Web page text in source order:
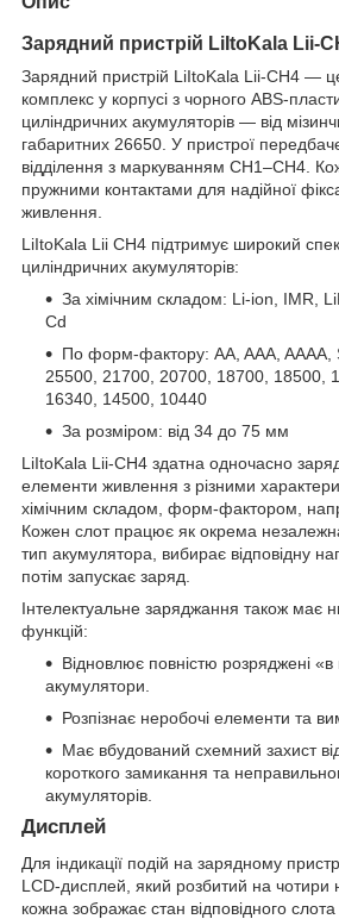
Зарядний пристрій LiItoKala Lii-
Зарядний пристрій LiItoKala Lii-CH4 —
комплекс у корпусі з чорного ABS-
циліндричних акумуляторів — від
габаритних 26650. У пристрої
відділення з маркуванням CH1–CH4.
пружними контактами для надійної
живлення.
LiItoKala Lii CH4 підтримує широкий
циліндричних акумуляторів:
За хімічним складом: Li-ion, IMR,
Cd
По форм-фактору: AA, AAA, AAAA,
25500, 21700, 20700, 18700, 18500,
16340, 14500, 10440
За розміром: від 34 до 75 мм
LiItoKala Lii-CH4 здатна одночасно
елементи живлення з різними
хімічним складом, форм-фактором,
Кожен слот працює як окрема
тип акумулятора, вибирає відповідну
потім запускає заряд.
Інтелектуальне заряджання також має
функцій:
Відновлює повністю розряджені «в
акумулятори.
Розпізнає неробочі елементи та
Має вбудований схемний захист
короткого замикання та
акумуляторів.
Дисплей
Для індикації подій на зарядному
LCD-дисплей, який розбитий на чотири
кожна зображає стан відповідного